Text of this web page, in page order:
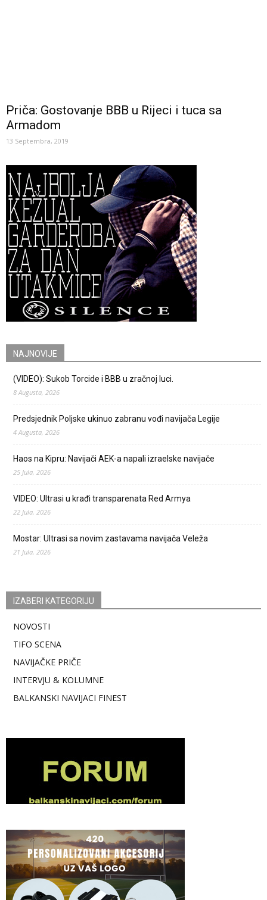
Priča: Gostovanje BBB u Rijeci i tuca sa
Armadom
13 Septembra, 2019
NAJNOVIJE
(VIDEO): Sukob Torcide i BBB u zračnoj luci.
8 Augusta, 2026
Predsjednik Poljske ukinuo zabranu vođi navijača Legije
4 Augusta, 2026
Haos na Kipru: Navijači AEK-a napali izraelske navijače
25 Jula, 2026
VIDEO: Ultrasi u krađi transparenata Red Armya
22 Jula, 2026
Mostar: Ultrasi sa novim zastavama navijača Veleža
21 Jula, 2026
IZABERI KATEGORIJU
NOVOSTI
TIFO SCENA
NAVIJAČKE PRIČE
INTERVJU & KOLUMNE
BALKANSKI NAVIJACI FINEST